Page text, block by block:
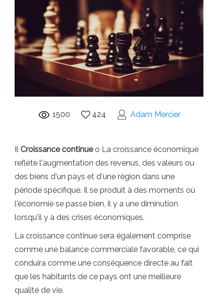
1500 424 Adam Mercier
Il Croissance continueo La croissance économique
reflète l'augmentation des revenus, des valeurs ou
des biens d'un pays et d'une région dans une
période spécifique. Il se produit à des moments où
l'économie se passe bien, il y a une diminution
lorsqu'il y a des crises économiques.
La croissance continue sera également comprise
comme une balance commerciale favorable, ce qui
conduira comme une conséquence directe au fait
que les habitants de ce pays ont une meilleure
qualité de vie.